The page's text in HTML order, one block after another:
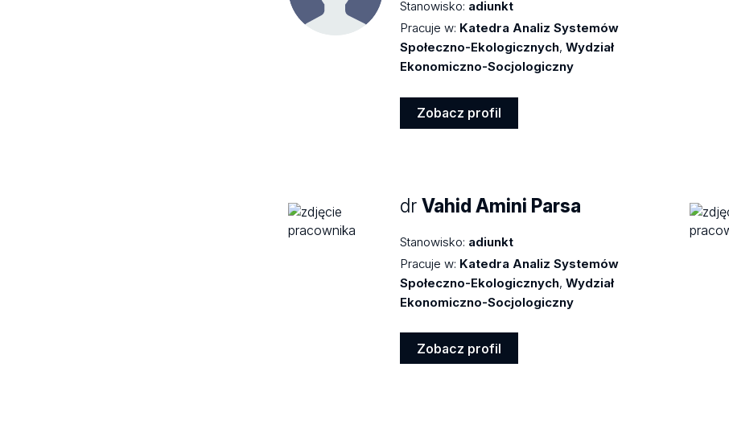
Stanowisko: adiunkt
Pracuje w: Katedra Analiz Systemów
Społeczno-Ekologicznych,Wydział
Ekonomiczno-Socjologiczny
Zobacz profil
drVahid Amini Parsa
Stanowisko: adiunkt
Pracuje w: Katedra Analiz Systemów
Społeczno-Ekologicznych,Wydział
Ekonomiczno-Socjologiczny
Zobacz profil